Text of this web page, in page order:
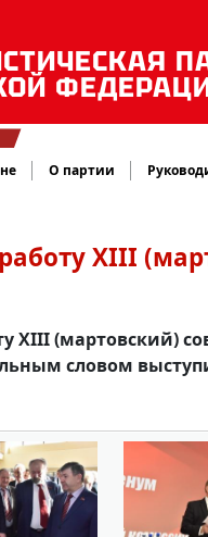
О партии
XIII
XIII (мартовский)
словом